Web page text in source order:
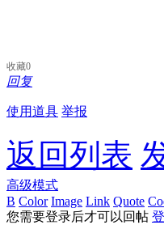
收藏0
回复
使用道具 举报
返回列表
高级模式
B Color Image Link Quote
您需要登录后才可以回帖